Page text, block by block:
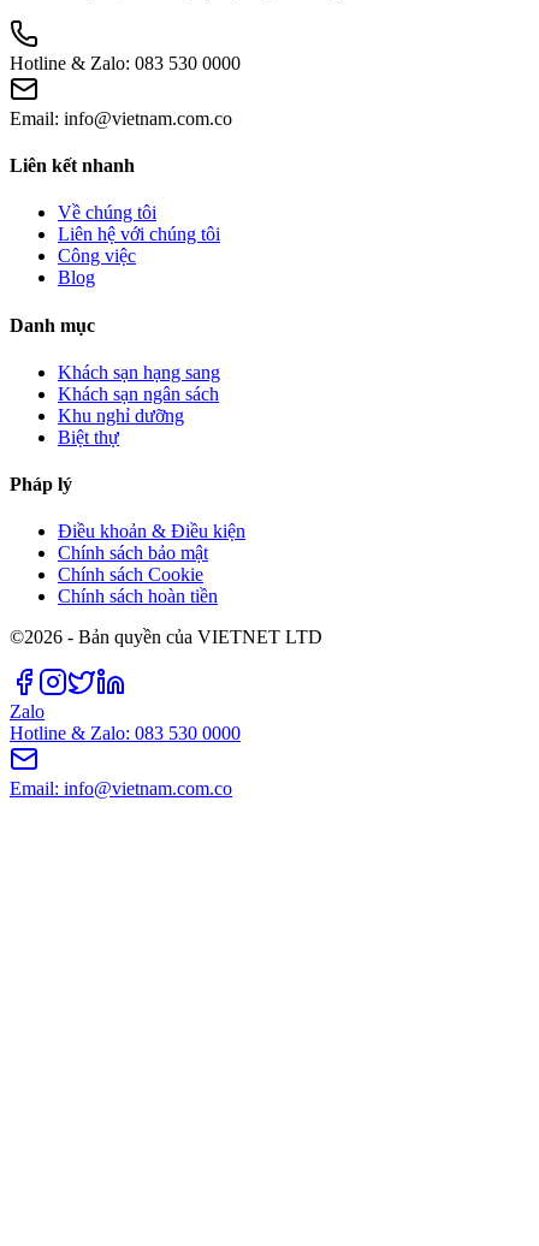
Hotline & Zalo: 083 530 0000
Email: info@vietnam.com.co
Liên kết nhanh
Về chúng tôi
Liên hệ với chúng tôi
Công việc
Blog
Danh mục
Khách sạn hạng sang
Khách sạn ngân sách
Khu nghỉ dưỡng
Biệt thự
Pháp lý
Điều khoản & Điều kiện
Chính sách bảo mật
Chính sách Cookie
Chính sách hoàn tiền
©2026 - Bản quyền của VIETNET LTD
Zalo
Hotline & Zalo: 083 530 0000
Email: info@vietnam.com.co